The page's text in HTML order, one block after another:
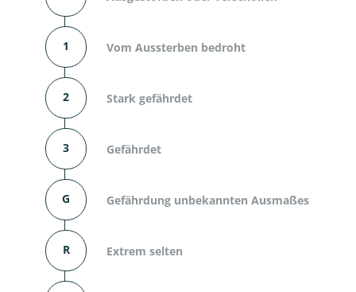
1 Vom Aussterben bedroht
2 Stark gefährdet
3 Gefährdet
G Gefährdung unbekannten Ausmaßes
R Extrem selten